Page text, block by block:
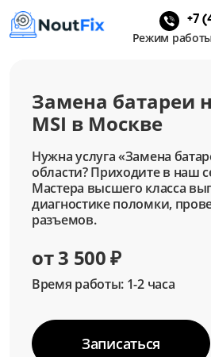
+7
Режим
Замена батареи
MSI в Москве
Нужна услуга «Замена
области? Приходите в наш
Мастера высшего класса
диагностике поломки,
разъемов.
от 3 500 ₽
Время работы: 1-2 часа
Записаться